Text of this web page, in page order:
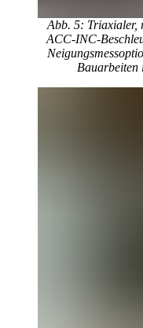
Abb. 5: Triaxialer,
ACC-INC-
Bauarbeiten